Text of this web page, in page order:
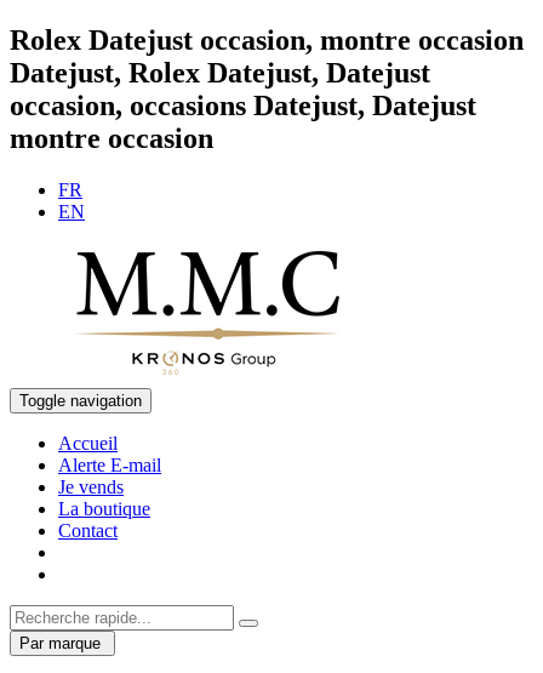
Rolex Datejust occasion, montre occasion
Datejust, Rolex Datejust, Datejust
occasion, occasions Datejust, Datejust
montre occasion
FR
EN
Toggle navigation
Accueil
Alerte E-mail
Je vends
La boutique
Contact
Par marque